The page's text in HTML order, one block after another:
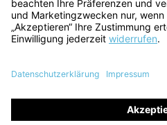
Informationen